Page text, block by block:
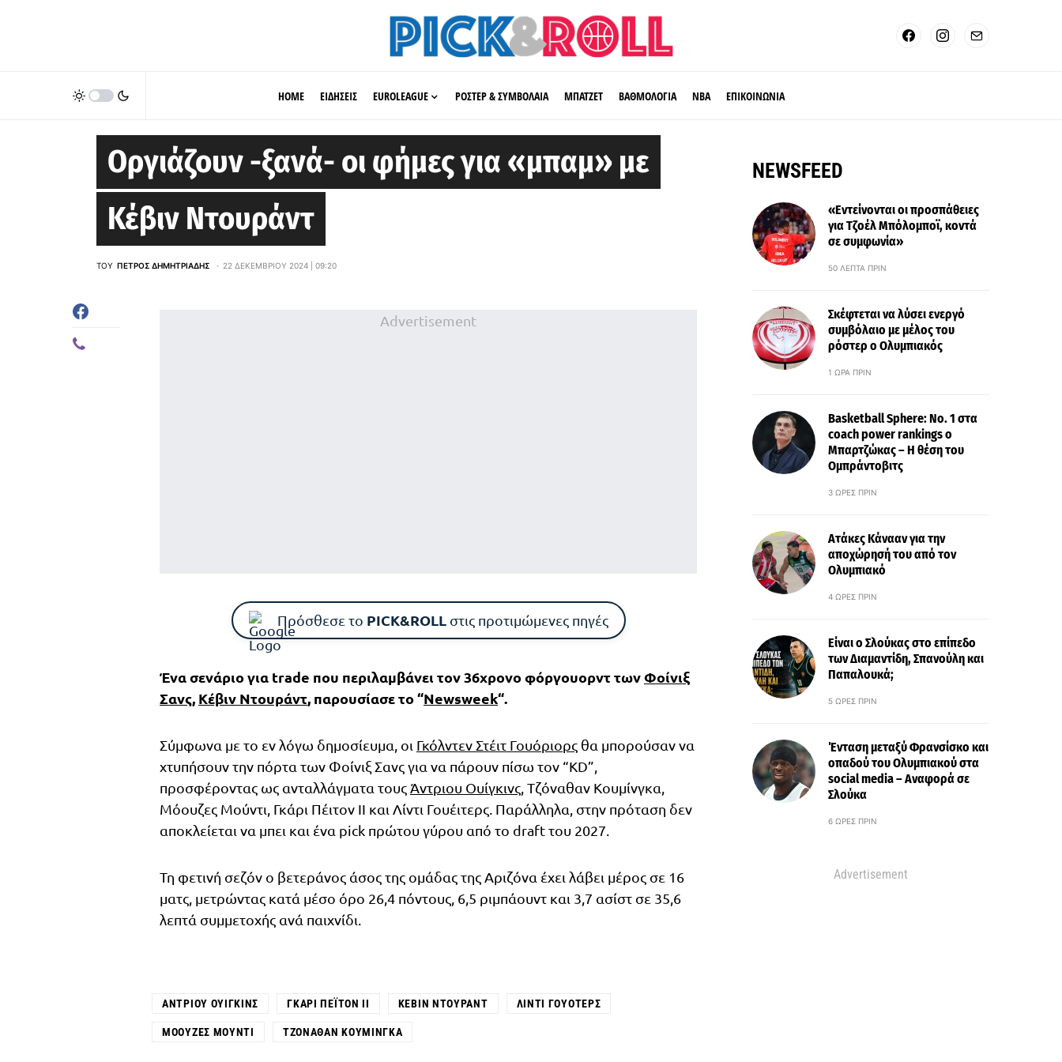
HOME ΕΙΔΗΣΕΙΣ EUROLEAGUE ΡΟΣΤΕΡ & ΣΥΜΒΟΛΑΙΑ ΜΠΑΤΖΕΤ ΒΑΘΜΟΛΟΓΙΑ ΝΒΑ ΕΠΙΚΟΙΝΩΝΙΑ
Οργιάζουν -ξανά- οι φήμες για «μπαμ» με
Κέβιν Ντουράντ
ΤΟΥ ΠΈΤΡΟΣ ΔΗΜΗΤΡΙΆΔΗΣ 22 ΔΕΚΕΜΒΡΊΟΥ 2024 | 09:20
Advertisement
Πρόσθεσε το PICK&ROLLστις προτιμώμενες πηγές
Ένα σενάριο για trade που περιλαμβάνει τον 36χρονο φόργουορντ τωνΦοίνιξ
Σανς, Κέβιν Ντουράντ, παρουσίασε το “Newsweek“.
Σύμφωνα με το εν λόγω δημοσίευμα, οι Γκόλντεν Στέιτ Γουόριορς θα μπορούσαν να
χτυπήσουν την πόρτα των Φοίνιξ Σανς για να πάρουν πίσω τον “KD”,
προσφέροντας ως ανταλλάγματα τουςΆντριου Ουίγκινς, Τζόναθαν Κουμίνγκα,
Μόουζες Μούντι, Γκάρι Πέιτον ΙΙ και Λίντι Γουέιτερς. Παράλληλα, στην πρόταση δεν
αποκλείεται να μπει και ένα pick πρώτου γύρου από το draft του 2027.
Τη φετινή σεζόν ο βετεράνος άσος της ομάδας της Αριζόνα έχει λάβει μέρος σε 16
ματς, μετρώντας κατά μέσο όρο 26,4 πόντους, 6,5 ριμπάουντ και 3,7 ασίστ σε 35,6
λεπτά συμμετοχής ανά παιχνίδι.
ΆΝΤΡΙΟΥ ΟΥΊΓΚΙΝΣ ΓΚΆΡΙ ΠΈΙΤΟΝ ΙΙ ΚΈΒΙΝ ΝΤΟΥΡΆΝΤ ΛΊΝΤΙ ΓΟΥΌΤΕΡΣ
ΜΌΟΥΖΕΣ ΜΟΎΝΤΙ ΤΖΌΝΑΘΑΝ ΚΟΥΜΊΝΓΚΑ
NEWSFEED
«Εντείνονται οι προσπάθειες
για Τζοέλ Μπόλομποϊ, κοντά
σε συμφωνία»
50 ΛΕΠΤΆ ΠΡΙΝ
Σκέφτεται να λύσει ενεργό
συμβόλαιο με μέλος του
ρόστερ ο Ολυμπιακός
1 ΏΡΑ ΠΡΙΝ
Basketball Sphere: No. 1 στα
coach power rankings ο
Μπαρτζώκας – Η θέση του
Ομπράντοβιτς
3 ΏΡΕΣ ΠΡΙΝ
Ατάκες Κάνααν για την
αποχώρησή του από τον
Ολυμπιακό
4 ΏΡΕΣ ΠΡΙΝ
Είναι ο Σλούκας στο επίπεδο
των Διαμαντίδη, Σπανούλη και
Παπαλουκά;
5 ΏΡΕΣ ΠΡΙΝ
Ένταση μεταξύ Φρανσίσκο και
οπαδού του Ολυμπιακού στα
social media – Αναφορά σε
Σλούκα
6 ΏΡΕΣ ΠΡΙΝ
Advertisement